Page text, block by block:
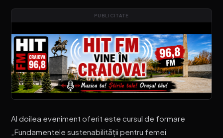
PUBLICITATE
Al doilea eveniment oferit este cursul de formare
„Fundamentele sustenabilității pentru femei